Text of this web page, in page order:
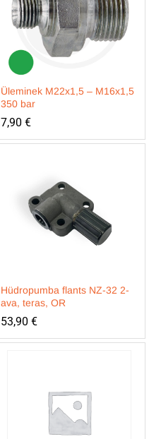
Üleminek M22x1,5 – M16x1,5
350 bar
7,90 €
Hüdropumba flants NZ-32 2-
ava, teras, OR
53,90 €